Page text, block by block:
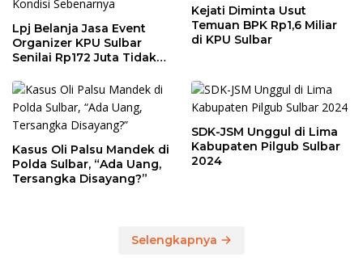
Lpj Belanja Jasa Event
Organizer KPU Sulbar
Senilai Rp172 Juta Tidak
Sebenarnya
Kejati Diminta Usut
Temuan BPK Rp1,6 Miliar
di KPU Sulbar
Kasus Oli Palsu Mandek di
Polda Sulbar, “Ada Uang,
Tersangka Disayang?”
SDK-JSM Unggul di Lima
Kabupaten Pilgub Sulbar
2024
Selengkapnya